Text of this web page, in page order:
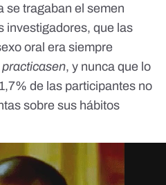
se tragaban el semen
investigadores, que las
oral era siempre
practicasen, y nunca que lo
de las participantes no
sobre sus hábitos